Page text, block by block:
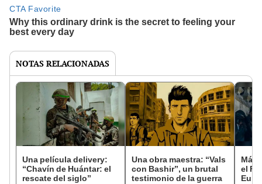
NOTAS RELACIONADAS
Una película delivery:
“Chavín de Huántar: el
rescate del siglo”
Una obra maestra: “Vals
con Bashir”, un brutal
testimonio de la guerra
Más
el